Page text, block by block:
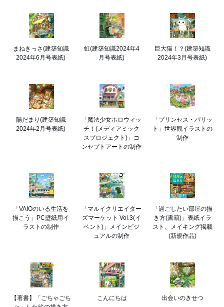
まねきっさ(建築知識
2024年6月号表紙)
虹(建築知識2024年4
月号表紙)
巨大猫！？(建築知識
2024年3月号表紙)
陽だまり(建築知識
2024年2月号表紙)
「魔法少女ホロウィッ
チ！(メディアミック
スプロジェクト)」コ
ンセプトアートの制作
「プリンセス・パリッ
ト」世界観イラストの
制作
「VAIOのいる生活を
描こう」PC壁紙用イ
ラストの制作
「マルイクリエイター
ズマーケット Vol.3(イ
ベント)」メインビジ
ュアルの制作
「過ごしたい部屋の描
き方(書籍)」表紙イラ
スト、メイキング掲載
(新規作品)
【著書】「ごちゃごち
こんにちは 出会いのきせつ